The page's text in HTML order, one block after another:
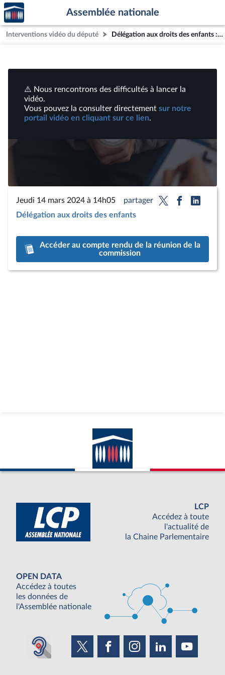
Aller au contenu
Aller en bas de la page
Accèder
à la
page
d'accueil
Assemblée nationale
Interventions vidéo du député Délégation aux droits des enfants : Mme Judith Godrèche, actrice, scénariste, réalisatrice et écrivaine française | Vidéos
Lire
vidéo
⚠️ Nous rencontrons des difficultés à lancer la
vidéo.
Vous pouvez la consulter directement sur notre
portail vidéo en cliquant sur ce lien.
Jeudi 14 mars 2024 à 14h05
partager
Délégation aux droits des enfants
Accéder au compte rendu de la réunion de la
commission
LCP
Accédez à toute
l'actualité de
la Chaine Parlementaire
OPEN DATA
Accédez à toutes
les données de
l'Assemblée nationale